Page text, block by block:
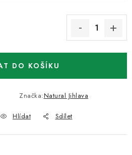
DO KOŠÍKU
Značka:Natural Jihlava
Hlídat Sdílet